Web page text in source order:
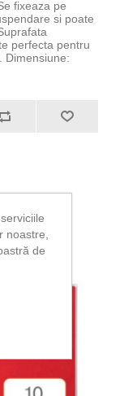
fixeaza pe
si poate
perfecta pentru
Dimensiune:
noastre,
de